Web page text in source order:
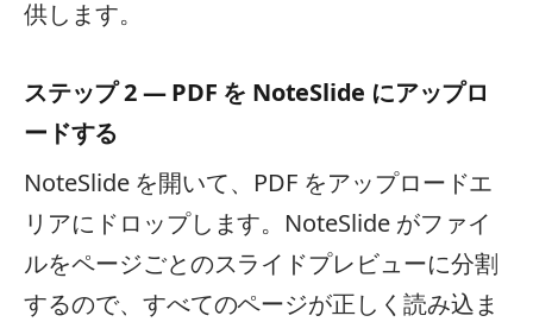
供します。
ステップ 2 — PDF を NoteSlide にアップロ
ードする
NoteSlide を開いて、PDF をアップロードエ
リアにドロップします。NoteSlide がファイ
ルをページごとのスライドプレビューに分割
するので、すべてのページが正しく読み込ま